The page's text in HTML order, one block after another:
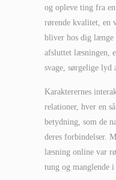
og opleve ting fra
rørende kvalitet, en
bliver hos dig længe
afsluttet læsningen,
svage, sørgelige
Karakterernes
relationer, hver en
betydning, som de
deres forbindelser.
læsning online var
tung og manglende